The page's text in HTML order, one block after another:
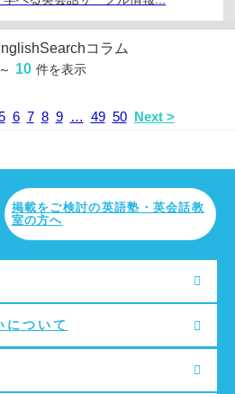
コラム
～ 10 件を表示
6 7 8 9 … 49 50 Next >
掲載をご検討の英語塾・英会話教
室の方へ
について